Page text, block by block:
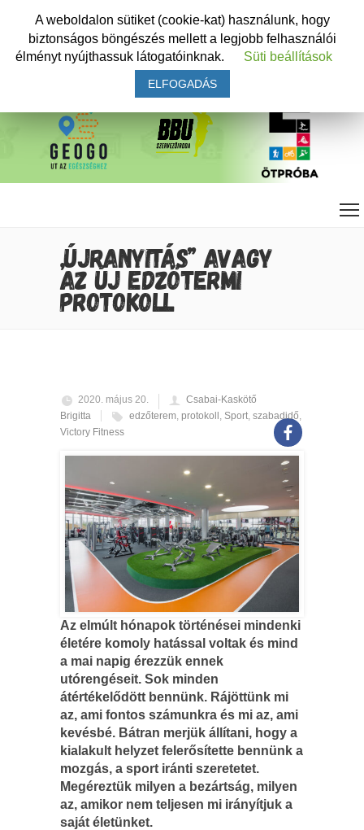
„ÚJRANYITÁS” AVAGY
AZ ÚJ EDZŐTERMI
PROTOKOLL
2020. május 20.
Csabai-Kaskötő
Brigitta
edzőterem, protokoll, Sport, szabadidő,
Victory Fitness
Az elmúlt hónapok történései mindenki
életére komoly hatással voltak és mind
a mai napig érezzük ennek
utórengéseit. Sok minden
átértékelődött bennünk. Rájöttünk mi
az, ami fontos számunkra és mi az, ami
kevésbé. Bátran merjük állítani, hogy a
kialakult helyzet felerősítette bennünk a
mozgás, a sport iránti szeretetet.
Megéreztük milyen a bezártság, milyen
az, amikor nem teljesen mi irányítjuk a
saját életünket.
A weboldalon sütiket (cookie-kat) használunk, hogy
biztonságos böngészés mellett a legjobb felhasználói
élményt nyújthassuk látogatóinknak.
Süti beállítások
ELFOGADÁS